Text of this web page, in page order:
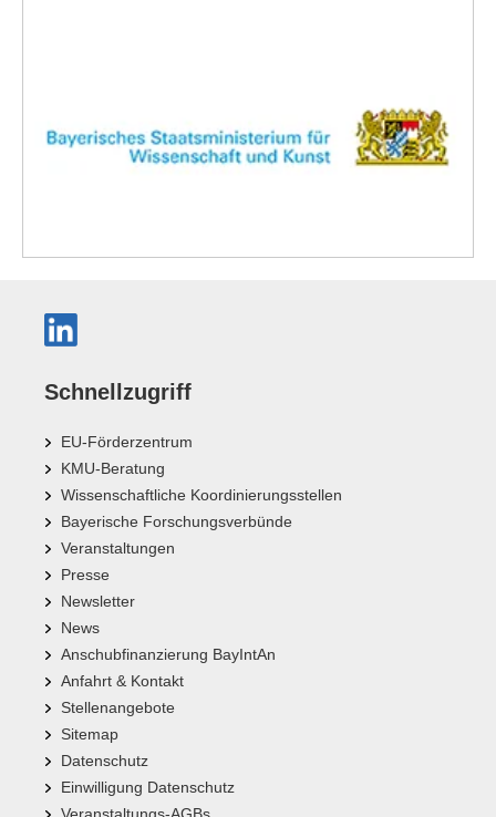
Schnellzugriff
EU-Förderzentrum
KMU-Beratung
Wissenschaftliche Koordinierungsstellen
Bayerische Forschungsverbünde
Veranstaltungen
Presse
Newsletter
News
Anschubfinanzierung BayIntAn
Anfahrt & Kontakt
Stellenangebote
Sitemap
Datenschutz
Einwilligung Datenschutz